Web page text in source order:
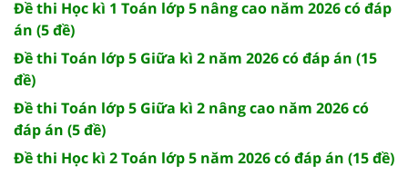
Đề thi Học kì 1 Toán lớp 5 nâng cao năm 2026 có đáp
án (5 đề)
Đề thi Toán lớp 5 Giữa kì 2 năm 2026 có đáp án (15
đề)
Đề thi Toán lớp 5 Giữa kì 2 nâng cao năm 2026 có
đáp án (5 đề)
Đề thi Học kì 2 Toán lớp 5 năm 2026 có đáp án (15 đề)